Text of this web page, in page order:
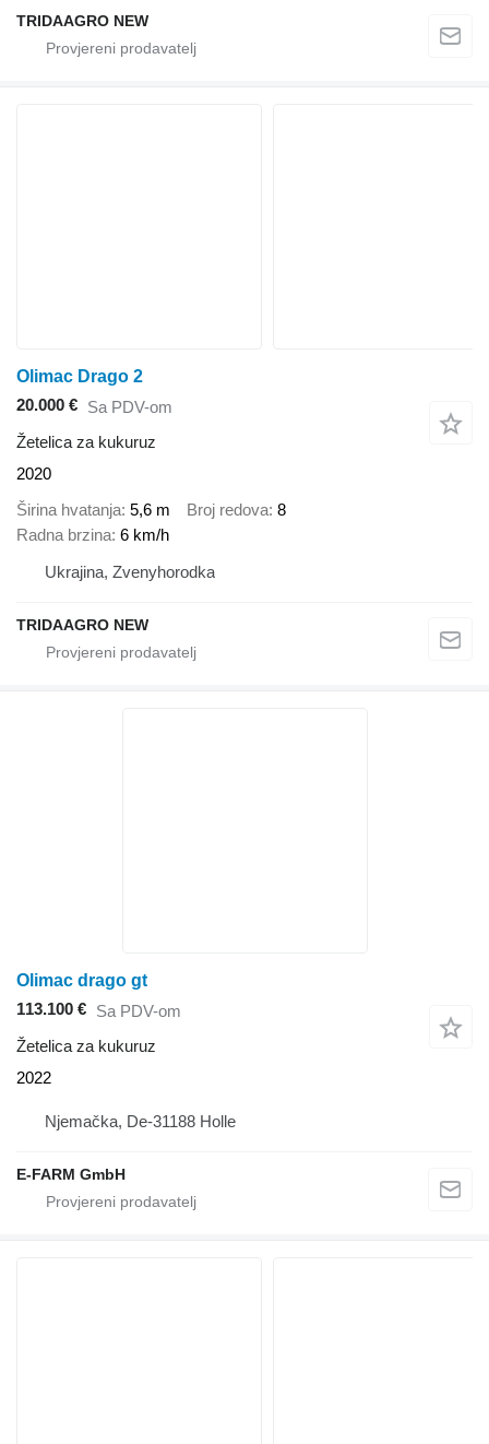
TRIDAAGRO NEW
Olimac Drago 2
20.000 € Sa PDV-om
Žetelica za kukuruz
2020
Širina hvatanja 5,6 m Broj redova 8
Radna brzina 6 km/h
Ukrajina, Zvenyhorodka
TRIDAAGRO NEW
Olimac drago gt
113.100 € Sa PDV-om
Žetelica za kukuruz
2022
Njemačka, De-31188 Holle
E-FARM GmbH